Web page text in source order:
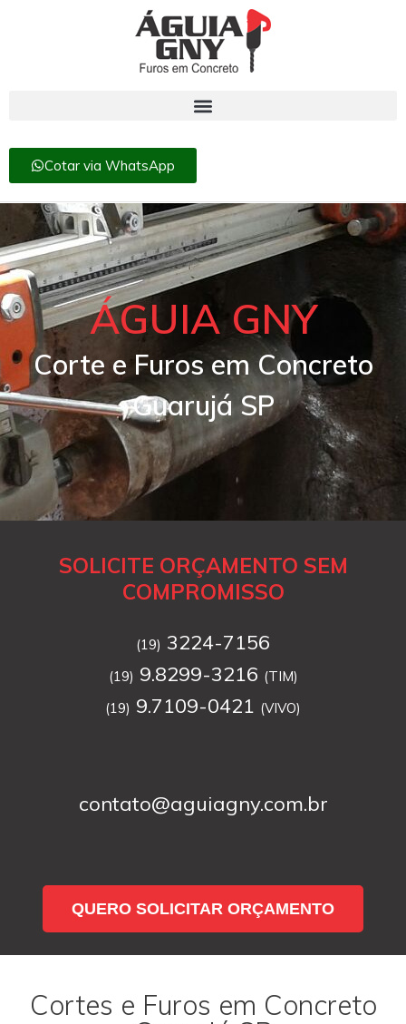
Cotar via WhatsApp
ÁGUIA GNY
Corte e Furos em Concreto
Guarujá SP
SOLICITE ORÇAMENTO SEM
COMPROMISSO
(19) 3224-7156
(19) 9.8299-3216 (TIM)
(19) 9.7109-0421 (VIVO)
contato@aguiagny.com.br
QUERO SOLICITAR ORÇAMENTO
Cortes e Furos em Concreto